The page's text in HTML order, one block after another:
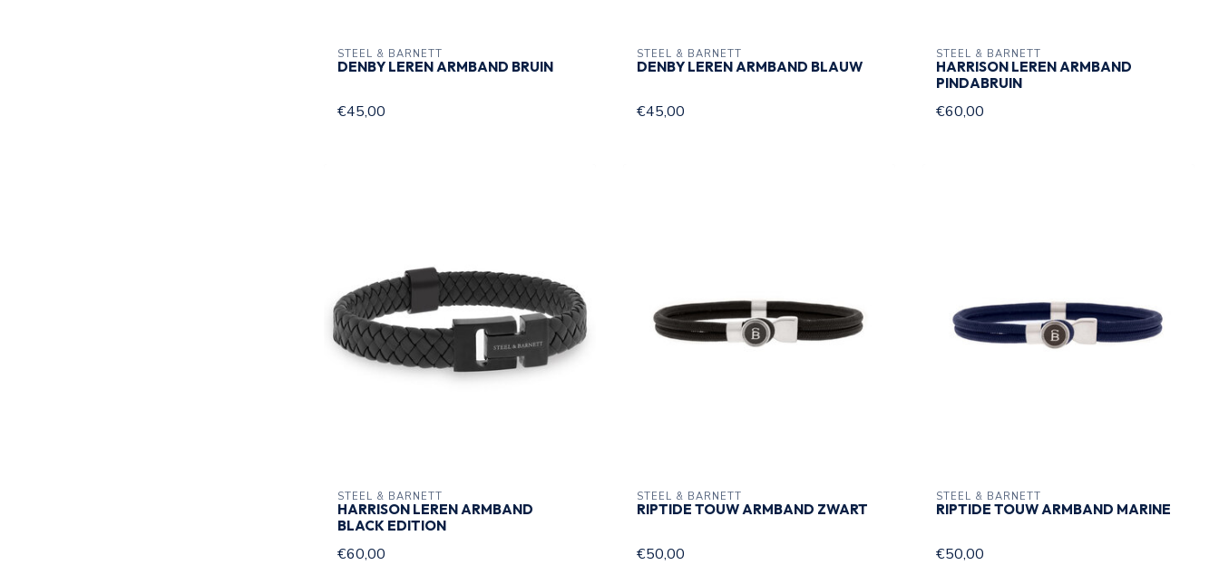
STEEL & BARNETT
DENBY LEREN ARMBAND BRUIN
€45,00
STEEL & BARNETT
DENBY LEREN ARMBAND BLAUW
€45,00
STEEL & BARNETT
HARRISON LEREN ARMBAND
PINDABRUIN
€60,00
STEEL & BARNETT
HARRISON LEREN ARMBAND
BLACK EDITION
€60,00
STEEL & BARNETT
RIPTIDE TOUW ARMBAND ZWART
€50,00
STEEL & BARNETT
RIPTIDE TOUW ARMBAND MARINE
€50,00